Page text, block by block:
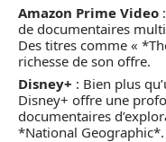
Amazon Prime Video
de documentaires
Des titres comme «
richesse de son offre.
Disney+ : Bien plus
Disney+ offre une
documentaires
*National Geographic*.